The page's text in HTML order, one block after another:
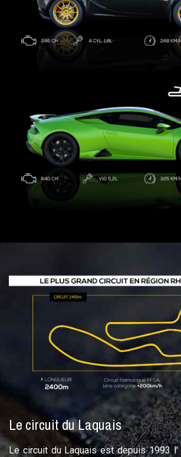
Le circuit du Laquais
Le circuit du Laquais est depuis 1993